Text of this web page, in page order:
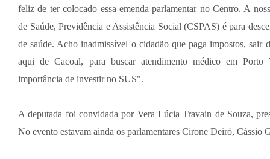
feliz de ter colocado essa emenda parlamentar no Centro. A
de Saúde, Previdência e Assistência Social (CSPAS) é para
de saúde. Acho inadmissível o cidadão que paga impostos, sair
aqui de Cacoal, para buscar atendimento médico em
importância de investir no SUS".
A deputada foi convidada por Vera Lúcia Travain de Souza,
No evento estavam ainda os parlamentares Cirone Deiró, Cássio